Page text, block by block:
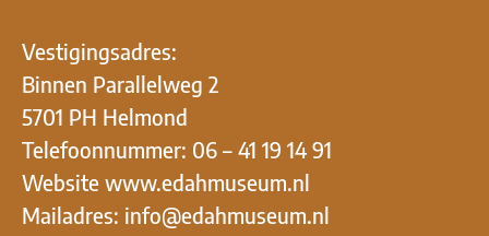
Vestigingsadres:
Binnen Parallelweg 2
5701 PH Helmond
Telefoonnummer: 06 – 41 19 14 91
Website www.edahmuseum.nl
Mailadres: info@edahmuseum.nl